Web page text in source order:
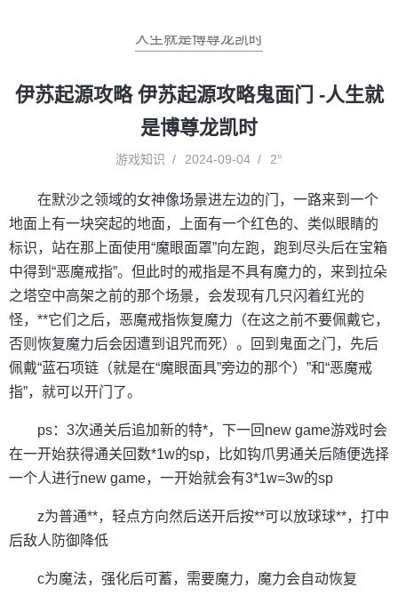
人生就是博尊龙凯时
伊苏起源攻略 伊苏起源攻略鬼面门 -人生就
是博尊龙凯时
游戏知识 2024-09-04 2°
在默沙之领域的女神像场景进左边的门，一路来到一个
地面上有一块突起的地面，上面有一个红色的、类似眼睛的
标识，站在那上面使用“魔眼面罩”向左跑，跑到尽头后在宝箱
中得到“恶魔戒指”。但此时的戒指是不具有魔力的，来到拉朵
之塔空中高架之前的那个场景，会发现有几只闪着红光的
怪，**它们之后，恶魔戒指恢复魔力（在这之前不要佩戴它，
否则恢复魔力后会因遭到诅咒而死）。回到鬼面之门，先后
佩戴“蓝石项链（就是在“魔眼面具”旁边的那个）”和“恶魔戒
指”，就可以开门了。
ps：3次通关后追加新的特*，下一回new game游戏时会
在一开始获得通关回数*1w的sp，比如钩爪男通关后随便选择
一个人进行new game，一开始就会有3*1w=3w的sp
z为普通**，轻点方向然后送开后按**可以放球球**，打中
后敌人防御降低
c为魔法，强化后可蓄，需要魔力，魔力会自动恢复